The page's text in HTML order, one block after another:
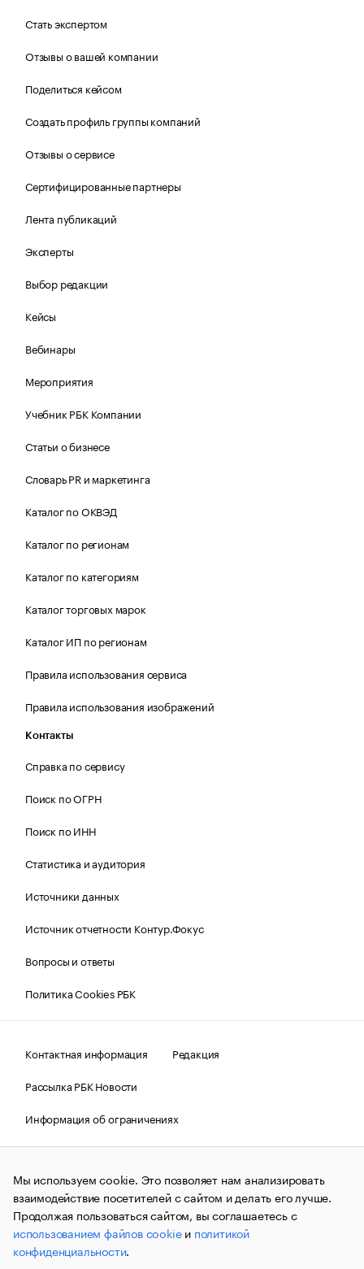
Стать экспертом
Отзывы о вашей компании
Поделиться кейсом
Создать профиль группы компаний
Отзывы о сервисе
Сертифицированные партнеры
Лента публикаций
Эксперты
Выбор редакции
Кейсы
Вебинары
Мероприятия
Учебник РБК Компании
Статьи о бизнесе
Словарь PR и маркетинга
Каталог по ОКВЭД
Каталог по регионам
Каталог по категориям
Каталог торговых марок
Каталог ИП по регионам
Правила использования сервиса
Правила использования изображений
Контакты
Справка по сервису
Поиск по ОГРН
Поиск по ИНН
Статистика и аудитория
Источники данных
Источник отчетности Контур.Фокус
Вопросы и ответы
Политика Cookies РБК
Контактная информация
Редакция
Рассылка РБК Новости
Информация об ограничениях
Правовая информация
О соблюдении авторских прав
© АО «РОСБИЗНЕСКОНСАЛТИНГ»,1995–2026.Сообщения
и материалы информационного агентства «РБК»
(зарегистрировано Федеральной службой по надзору в сфере
связи, информационных технологий и массовых
коммуникаций (Роскомнадзор) 09.12.2015 за номером ИА
№ФС77-63848) сопровождаются пометкой «РБК». Отдельные
публикации могут содержать информацию,
Мы используем cookie. Это позволяет нам анализировать
взаимодействие посетителей с сайтом и делать его лучше.
Продолжая пользоваться сайтом, вы соглашаетесь с
использованием файлов cookieи политикой
конфиденциальности.